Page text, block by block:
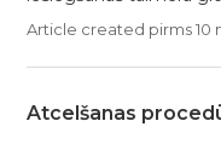
Article created pirms 10
Atcelšanas